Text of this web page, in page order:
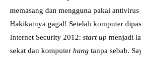
memasang dan mengguna pakai
Hakikatnya gagal! Setelah komputer
Internet Security 2012: start up menjadi
sekat dan komputer hang tanpa sebab.